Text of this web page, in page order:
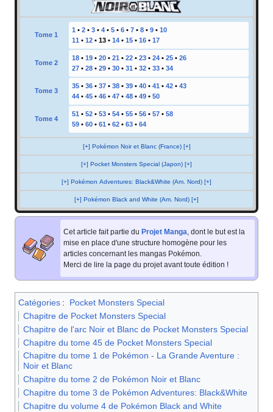
Tome 1
1 • 2 • 3 • 4 • 5 • 6 • 7 • 8 • 9 • 10
11 • 12 • 13 • 14 • 15 • 16 • 17
Tome 2
18 • 19 • 20 • 21 • 22 • 23 • 24 • 25 • 26
27 • 28 • 29 • 30 • 31 • 32 • 33 • 34
Tome 3
35 • 36 • 37 • 38 • 39 • 40 • 41 • 42 • 43
44 • 45 • 46 • 47 • 48 • 49 • 50
Tome 4
51 • 52 • 53 • 54 • 55 • 56 • 57 • 58
59 • 60 • 61 • 62 • 63 • 64
[+] Pokémon Noir et Blanc (France) [+]
[+] Pocket Monsters Special (Japon) [+]
[+] Pokémon Adventures: Black&White (Am. Nord) [+]
[+] Pokémon Black and White (Am. Nord) [+]
Cet article fait partie du Projet Manga, dont le but est la
mise en place d'une structure homogène pour les
articles concernant les mangas Pokémon.
Merci de lire la page du projet avant toute édition !
Catégories :
Pocket Monsters Special
Chapitre de Pocket Monsters Special
Chapitre de l'arc Noir et Blanc de Pocket Monsters Special
Chapitre du tome 45 de Pocket Monsters Special
Chapitre du tome 1 de Pokémon - La Grande Aventure :
Noir et Blanc
Chapitre du tome 2 de Pokémon Noir et Blanc
Chapitre du tome 3 de Pokémon Adventures: Black&White
Chapitre du volume 4 de Pokémon Black and White